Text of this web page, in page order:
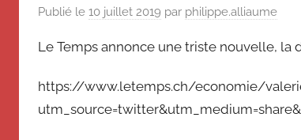
Suisse
Magazine
souvenir
Suisse
Publié le 10 juillet 2019 par philippe.alliaume
Le Temps annonce une triste nouvelle, la
https://www.letemps.ch/economie/